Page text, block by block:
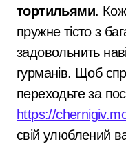
тортильями.
пружне тісто з
задовольнить
гурманів. Щоб
переходьте за
https://
свій улюблений